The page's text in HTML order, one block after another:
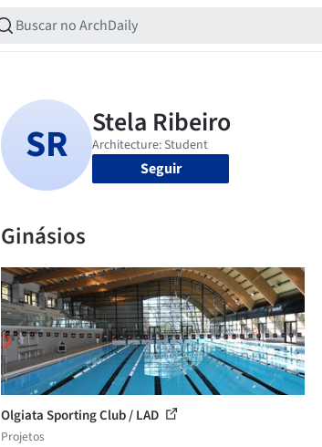
Seguir
Ginásios
Olgiata Sporting Club / LAD
Projetos